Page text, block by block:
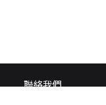
聯絡我們